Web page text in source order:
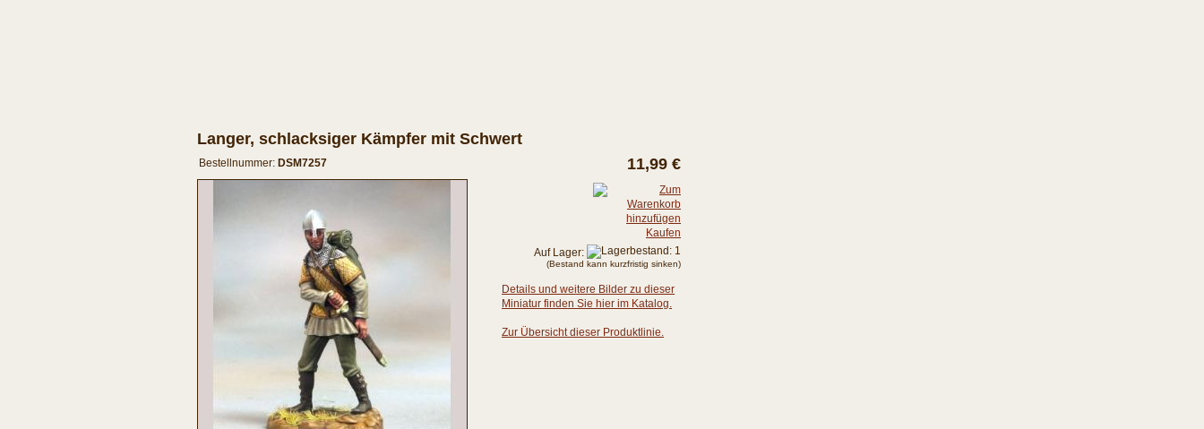
Langer, schlacksiger Kämpfer mit Schwert
Bestellnummer: DSM7257
Details und weitere Bilder zu dieser
Miniatur finden Sie hier im Katalog.
Zur Übersicht dieser Produktlinie.
11,99 €
Kaufen
Auf Lager:
(Bestand kann kurzfristig sinken)